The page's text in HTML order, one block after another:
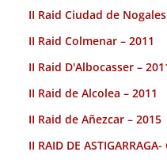
II Raid Ciudad de Nogales
II Raid Colmenar – 2011
II Raid D'Albocasser –
II Raid de Alcolea – 2011
II Raid de Añezcar – 2015
II RAID DE